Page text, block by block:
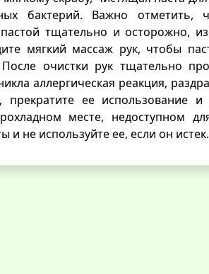
бактерий. Важно отметить,
тщательно и осторожно,
мягкий массаж рук, чтобы
очистки рук тщательно
аллергическая реакция,
прекратите ее использование и
месте, недоступном
и не используйте ее, если он истек.